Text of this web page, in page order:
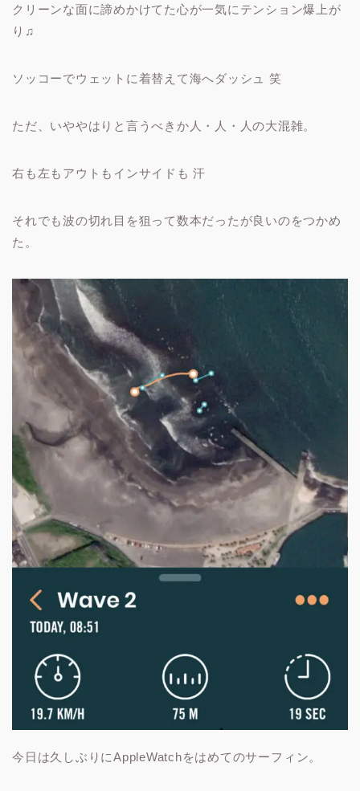
クリーンな面に諦めかけてた心が一気にテンション爆上が
り♫
ソッコーでウェットに着替えて海へダッシュ 笑
ただ、いややはりと言うべきか人・人・人の大混雑。
右も左もアウトもインサイドも 汗
それでも波の切れ目を狙って数本だったが良いのをつかめ
た。
今日は久しぶりにAppleWatchをはめてのサーフィン。